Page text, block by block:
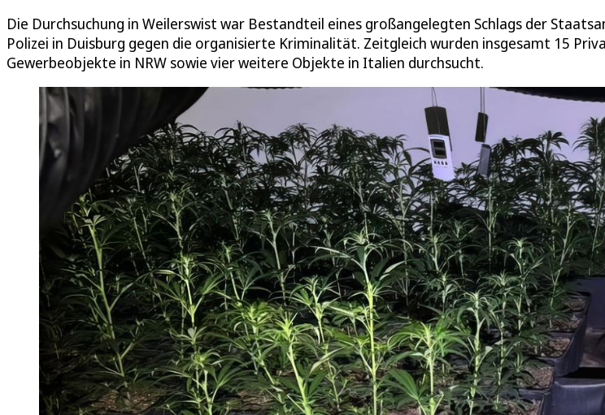
Die Durchsuchung in Weilerswist war Bestandteil eines großangelegten Schlags der
Polizei in Duisburg gegen die organisierte Kriminalität. Zeitgleich wurden insgesamt 15
Gewerbeobjekte in NRW sowie vier weitere Objekte in Italien durchsucht.